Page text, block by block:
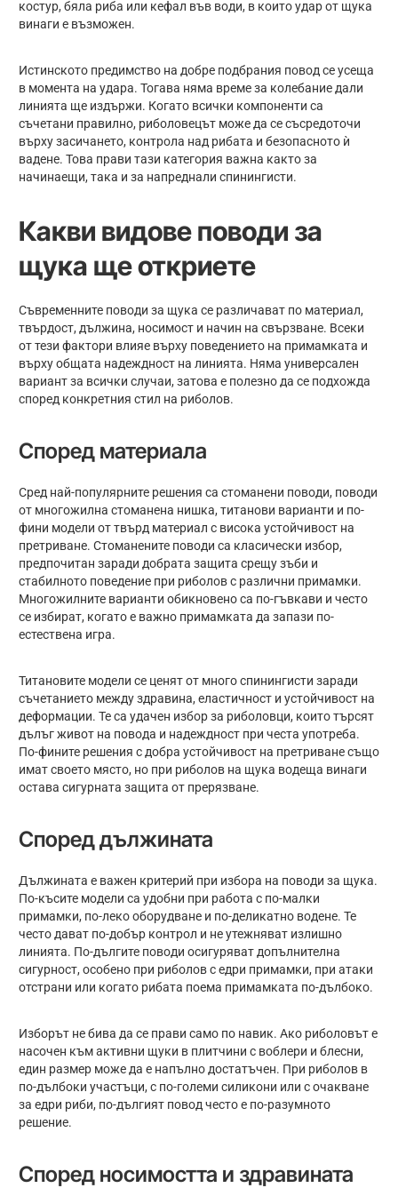
костур, бяла риба или кефал във води, в които удар от щука
винаги е възможен.
Истинското предимство на добре подбрания повод се усеща
в момента на удара. Тогава няма време за колебание дали
линията ще издържи. Когато всички компоненти са
съчетани правилно, риболовецът може да се съсредоточи
върху засичането, контрола над рибата и безопасното ѝ
вадене. Това прави тази категория важна както за
начинаещи, така и за напреднали спинингисти.
Какви видове поводи за
щука ще откриете
Съвременните поводи за щука се различават по материал,
твърдост, дължина, носимост и начин на свързване. Всеки
от тези фактори влияе върху поведението на примамката и
върху общата надеждност на линията. Няма универсален
вариант за всички случаи, затова е полезно да се подхожда
според конкретния стил на риболов.
Според материала
Сред най-популярните решения са стоманени поводи, поводи
от многожилна стоманена нишка, титанови варианти и по-
фини модели от твърд материал с висока устойчивост на
претриване. Стоманените поводи са класически избор,
предпочитан заради добрата защита срещу зъби и
стабилното поведение при риболов с различни примамки.
Многожилните варианти обикновено са по-гъвкави и често
се избират, когато е важно примамката да запази по-
естествена игра.
Титановите модели се ценят от много спинингисти заради
съчетанието между здравина, еластичност и устойчивост на
деформации. Те са удачен избор за риболовци, които търсят
дълъг живот на повода и надеждност при честа употреба.
По-фините решения с добра устойчивост на претриване също
имат своето място, но при риболов на щука водеща винаги
остава сигурната защита от прерязване.
Според дължината
Дължината е важен критерий при избора на поводи за щука.
По-късите модели са удобни при работа с по-малки
примамки, по-леко оборудване и по-деликатно водене. Те
често дават по-добър контрол и не утежняват излишно
линията. По-дългите поводи осигуряват допълнителна
сигурност, особено при риболов с едри примамки, при атаки
отстрани или когато рибата поема примамката по-дълбоко.
Изборът не бива да се прави само по навик. Ако риболовът е
насочен към активни щуки в плитчини с воблери и блесни,
един размер може да е напълно достатъчен. При риболов в
по-дълбоки участъци, с по-големи силикони или с очакване
за едри риби, по-дългият повод често е по-разумното
решение.
Според носимостта и здравината